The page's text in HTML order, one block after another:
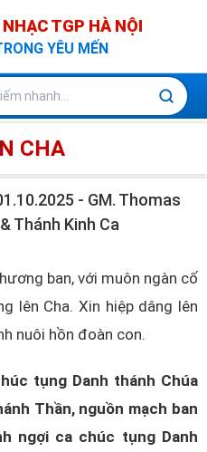
TGP HÀ NỘI
YÊU MẾN
CHA
- GM. Thomas
Thánh Kinh Ca
ban, với muôn ngàn cố
lên Cha. Xin hiệp dâng lên
nuôi hồn đoàn con.
tụng Danh thánh Chúa
Thần, nguồn mạch ban
ngợi ca chúc tụng Danh